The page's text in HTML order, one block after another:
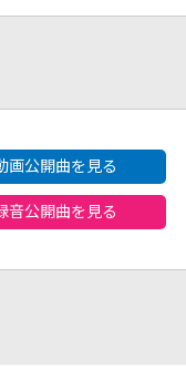
画公開曲を見る
音公開曲を見る